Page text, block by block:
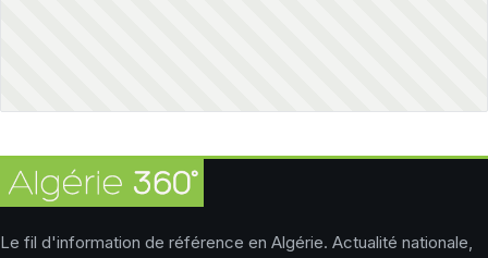
Le fil d'information de référence en Algérie. Actualité nationale,